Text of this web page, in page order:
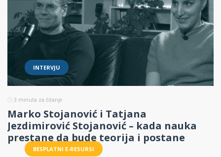
INTERVJU
3 minuta za čitanje
Marko Stojanović i Tatjana
Jezdimirović Stojanović – kada nauka
prestane da bude teorija i postane
biznisBESPLATNI E-RESURSI